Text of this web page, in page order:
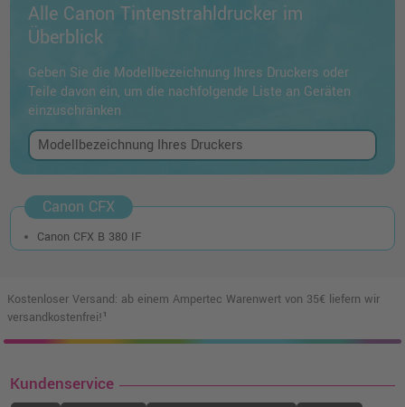
Alle Canon Tintenstrahldrucker im
Überblick
Geben Sie die Modellbezeichnung Ihres Druckers oder
Teile davon ein, um die nachfolgende Liste an Geräten
einzuschränken
Canon CFX
Canon CFX B 380 IF
Kostenloser Versand: ab einem Ampertec Warenwert von 35€ liefern wir
versandkostenfrei!¹
Kundenservice